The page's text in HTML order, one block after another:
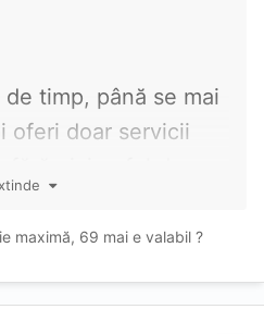
timp, până se mai
oferi doar servicii
să aud mereu
nu am nimic.” Cum
maximă, 69 mai e valabil ?